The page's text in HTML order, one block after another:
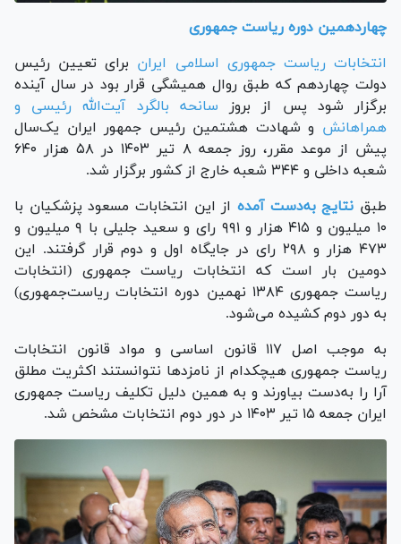
چهاردهمین دوره ریاست جمهوری
انتخابات ریاست جمهوری اسلامی ایران برای تعیین رئیس
دولت چهاردهم که طبق روال همیشگی قرار بود در سال آینده
برگزار شود پس از بروز سانحه بالگرد آیت‌الله رئیسی و
همراهانش و شهادت هشتمین رئیس جمهور ایران یک‌سال
پیش از موعد مقرر، روز جمعه ۸ تیر ۱۴۰۳ در ۵۸ هزار ۶۴۰
شعبه داخلی و ۳۴۴ شعبه خارج از کشور برگزار شد.
طبق نتایج به‌دست آمده از این انتخابات مسعود پزشکیان با
۱۰ میلیون و ۴۱۵ هزار و ۹۹۱ رای و سعید جلیلی با ۹ میلیون و
۴۷۳ هزار و ۲۹۸ رای در جایگاه اول و دوم قرار گرفتند. این
دومین بار است که انتخابات ریاست جمهوری (انتخابات
ریاست‌ جمهوری ۱۳۸۴ نهمین دوره انتخابات ریاست‌جمهوری)
به دور دوم کشیده می‌شود.
به موجب اصل ۱۱۷ قانون اساسی و مواد قانون انتخابات
ریاست جمهوری هیچکدام از نامزد‌ها نتوانستند اکثریت مطلق
آرا را به‌دست بیاورند و به همین دلیل تکلیف ریاست جمهوری
ایران جمعه ۱۵ تیر ۱۴۰۳ در دور دوم انتخابات مشخص شد.